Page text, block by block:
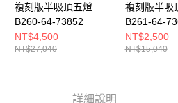
恩沛科技股份有限公司將有權停止該用戶
複刻版半吸頂五燈
B260-64-73852
NT$4,500
NT$27,040
複刻版半吸
B261-64-
NT$2,500
NT$15,040
詳細說明